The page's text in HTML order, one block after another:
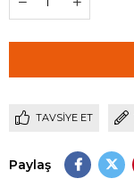
TAVSIYE ET
Paylaş